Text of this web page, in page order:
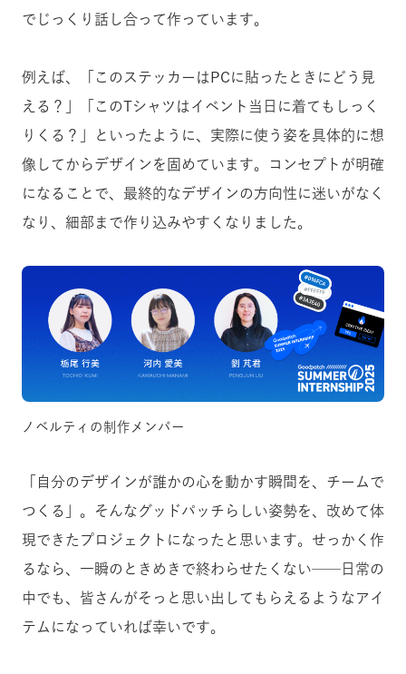
でじっくり話し合って作っています。
例えば、「このステッカーはPCに貼ったときにどう見
える？」「このTシャツはイベント当日に着てもしっく
りくる？」といったように、実際に使う姿を具体的に想
像してからデザインを固めています。コンセプトが明確
になることで、最終的なデザインの方向性に迷いがなく
なり、細部まで作り込みやすくなりました。
ノベルティの制作メンバー
「自分のデザインが誰かの心を動かす瞬間を、チームで
つくる」。そんなグッドパッチらしい姿勢を、改めて体
現できたプロジェクトになったと思います。せっかく作
るなら、一瞬のときめきで終わらせたくない──日常の
中でも、皆さんがそっと思い出してもらえるようなアイ
テムになっていれば幸いです。